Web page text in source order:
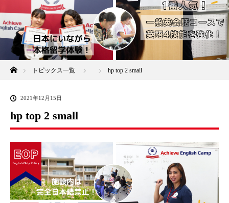
ホームトピックス一覧 hp top 2 small
2021年12月15日
hp top 2 small